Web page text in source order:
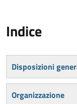
Indice
Disposizioni
Organizzazione